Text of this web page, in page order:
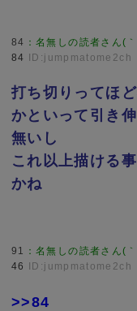
84 ：名無しの読者さん(
84
ID:jumpmatome2ch
打ち切りってほ
かといって引き
無いし
これ以上描ける
かね
91 ：名無しの読者さん(
46
ID:jumpmatome2ch
>>84